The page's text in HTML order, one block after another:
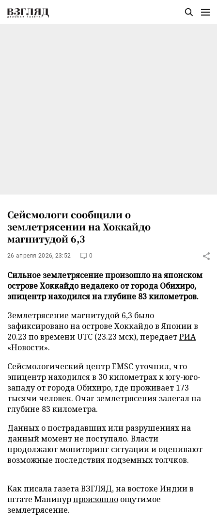
Сейсмологи сообщили о
землетрясении на Хоккайдо
магнитудой 6,3
26 апреля 2026, 23:52 0
Сильное землетрясение произошло на японском
острове Хоккайдо недалеко от города Обихиро,
эпицентр находился на глубине 83 километров.
Землетрясение магнитудой 6,3 было
зафиксировано на острове Хоккайдо в Японии в
20.23 по времени UTC (23.23 мск), передаетРИА
«Новости».
Сейсмологический центр EMSC уточнил, что
эпицентр находился в 30 километрах к югу-юго-
западу от города Обихиро, где проживает 173
тысячи человек. Очаг землетрясения залегал на
глубине 83 километра.
Данных о пострадавших или разрушениях на
данный момент не поступало. Власти
продолжают мониторинг ситуации и оценивают
возможные последствия подземных толчков.
Как писала газета ВЗГЛЯД, на востоке Индии в
штате Манипурпроизошло ощутимое
землетрясение.